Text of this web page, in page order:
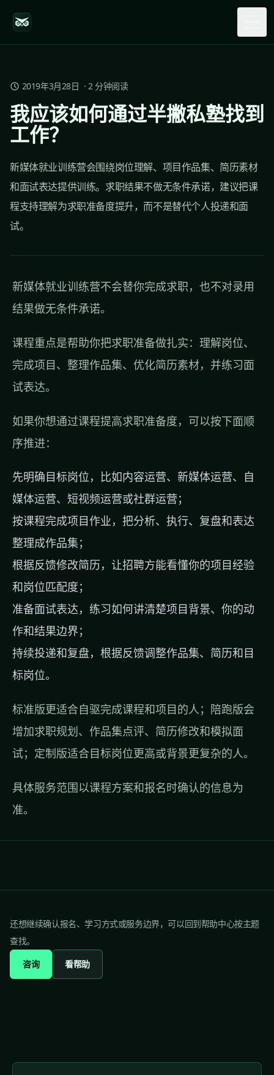
2019年3月28日 ·2分钟阅读
我应该如何通过半撇私塾找到
工作？
新媒体就业训练营会围绕岗位理解、项目作品集、简历素材
和面试表达提供训练。求职结果不做无条件承诺，建议把课
程支持理解为求职准备度提升，而不是替代个人投递和面
试。
新媒体就业训练营不会替你完成求职，也不对录用
结果做无条件承诺。
课程重点是帮助你把求职准备做扎实：理解岗位、
完成项目、整理作品集、优化简历素材，并练习面
试表达。
如果你想通过课程提高求职准备度，可以按下面顺
序推进：
先明确目标岗位，比如内容运营、新媒体运营、自
媒体运营、短视频运营或社群运营；
按课程完成项目作业，把分析、执行、复盘和表达
整理成作品集；
根据反馈修改简历，让招聘方能看懂你的项目经验
和岗位匹配度；
准备面试表达，练习如何讲清楚项目背景、你的动
作和结果边界；
持续投递和复盘，根据反馈调整作品集、简历和目
标岗位。
标准版更适合自驱完成课程和项目的人；陪跑版会
增加求职规划、作品集点评、简历修改和模拟面
试；定制版适合目标岗位更高或背景更复杂的人。
具体服务范围以课程方案和报名时确认的信息为
准。
还想继续确认报名、学习方式或服务边界，可以回到帮助中心按主题
查找。
咨询
看帮助